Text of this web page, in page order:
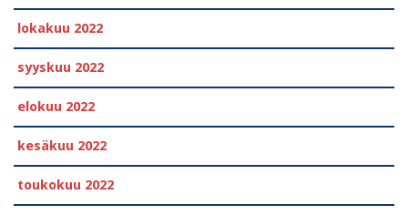
lokakuu 2022
syyskuu 2022
elokuu 2022
kesäkuu 2022
toukokuu 2022